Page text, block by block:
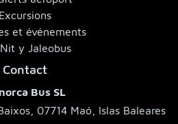
Excursions
et événements
y Jaleobus
Contact
Bus SL
07714 Maó, Islas Baleares